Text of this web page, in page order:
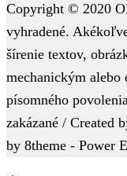
Copyright © 2020
vyhradené.
šírenie textov,
mechanickým alebo
písomného
zakázané / Created
by 8theme - Power